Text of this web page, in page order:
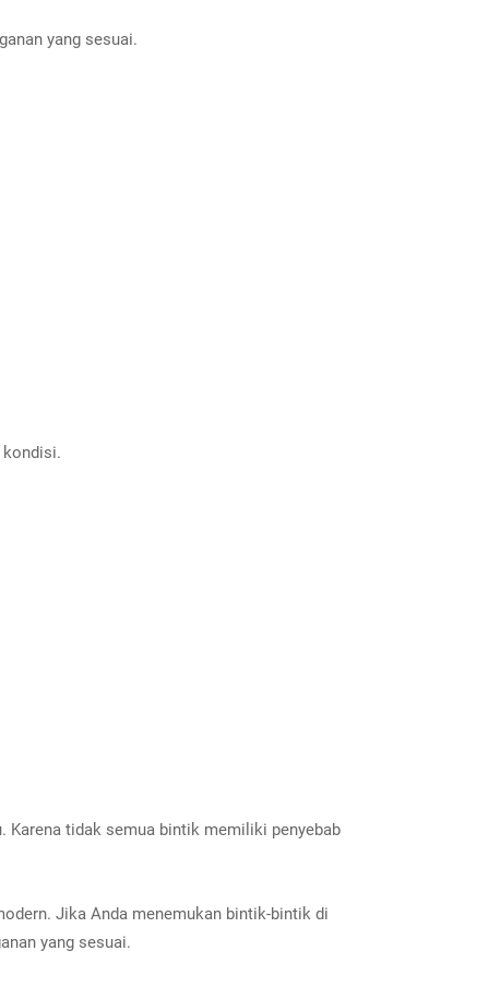
yang sesuai.
kondisi.
tidak semua bintik memiliki penyebab
Jika Anda menemukan bintik-bintik di
yang sesuai.